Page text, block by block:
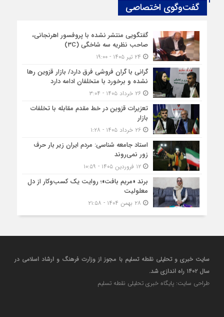
گفت‌وگوی اختصاصی
گفتگویی منتشر نشده با پروفسور اهرنجانی،
صاحب نظریه سه‌ شاخگی (۳C)
گرانی با گران‌ فروشی فرق دارد/ بازار قزوین رها
نشده و برخورد با متخلفان ادامه دارد
۲۶ خرداد ۱۴۰۵ - ۳:۰۴
تعزیرات قزوین در خط مقدم مقابله با تخلفات
بازار
۲۶ خرداد ۱۴۰۵ - ۱:۲۸
استاد جامعه شناسی: مردم ایران زیر بار حرف
زور نمی‌روند
۱۲ فروردین ۱۴۰۵ - ۱۰:۵۹
برند «مریم بافت»؛ روایت یک کسب‌‌وکار از دل
معلولیت
سایت خبری و تحلیلی نقطه تسلیم با مجوز از وزارت فرهنگ و ارشاد اسلامی در
سال ۱۴۰۲ راه اندازی شد.
طراحی سایت: پایگاه خبری تحلیلی نقطه تسلیم